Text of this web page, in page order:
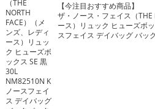
【今注目おすすめ商品】
ザ・ノース・フェイス（THE
ース）リュック ヒューズボ
スフェイス デイバッグ バッ